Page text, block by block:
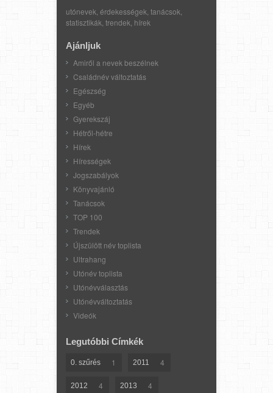
utónevek, érdekességek, tanácsok,
statisztikák, trendek, hírek
Ajánljuk
Amiről a nevek beszélnek
Családnév változtatás
Egészség
Egyéb
Gyerekszáj
Hétről-hétre
Hírek
Hírességek
Jogszabályok
Könyvajánló
Tanácsok
TOP 100
Trendek
Újszülött név toplista
Ultrahang
Utónév toplista
Utónévválasztás
Utónévváltoztatás
Videók
Legutóbbi Címkék
0. szűrés 1 2011 4
2012 4 2013 4